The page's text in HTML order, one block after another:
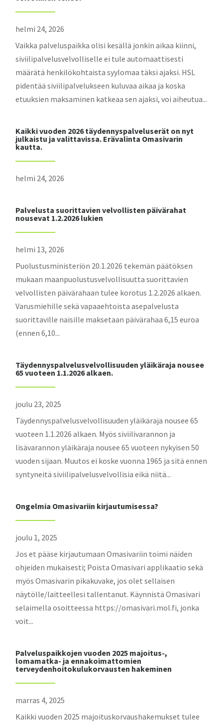
helmi 24, 2026
Vaikka palveluspaikka olisi kesällä jonkin aikaa kiinni,
siviilipalvelusvelvolliselle ei tule automaattisesti
määrätä henkilökohtaista syylomaa täksi ajaksi. HSL
pidentää siviilipalvelukseen kuluvaa aikaa ja koska
etuuksien maksaminen katkeaa sen ajaksi, voi aiheutua...
Kaikki vuoden 2026 täydennyspalveluserät on nyt
julkaistu ja valittavissa. Erävalinta Omasivarin
kautta.
helmi 24, 2026
Palvelusta suorittavien velvollisten päivärahat
nousevat 1.2.2026 lukien
helmi 13, 2026
Puolustusministeriön 20.1.2026 tekemän päätöksen
mukaan maanpuolustusvelvollisuutta suorittavien
velvollisten päivärahaan tulee korotus 1.2.2026 alkaen.
Varusmiehille sekä vapaaehtoista asepalvelusta
suorittaville naisille maksetaan päivärahaa 6,15 euroa
(ennen 6,10...
Täydennyspalvelusvelvollisuuden yläikäraja nousee
65 vuoteen 1.1.2026 alkaen.
joulu 23, 2025
Täydennyspalvelusvelvollisuuden yläikäraja nousee 65
vuoteen 1.1.2026 alkaen. Myös siviilivarannon ja
lisävarannon yläikäraja nousee 65 vuoteen nykyisen 50
vuoden sijaan. Muutos ei koske vuonna 1965 ja sitä ennen
syntyneitä siviilipalvelusvelvollisia eikä niitä...
Ongelmia Omasivariin kirjautumisessa?
joulu 1, 2025
Jos et pääse kirjautumaan Omasivariin toimi näiden
ohjeiden mukaisesti; Poista Omasivari applikaatio sekä
myös Omasivarin pikakuvake, jos olet sellaisen
näytölle/laitteellesi tallentanut. Käynnistä Omasivari
selaimella osoitteessa https://omasivari.mol.fi, jonka
voit...
Palveluspaikkojen vuoden 2025 majoitus-,
lomamatka- ja ennakoimattomien
terveydenhoitokulukorvausten hakeminen
marras 4, 2025
Kaikki vuoden 2025 majoituskorvaushakemukset tulee